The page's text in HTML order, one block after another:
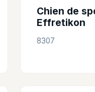
Chien de
Effretikon
8307